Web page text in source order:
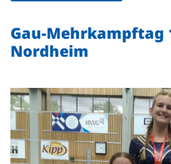
Gau-Mehrkampftag
Nordheim